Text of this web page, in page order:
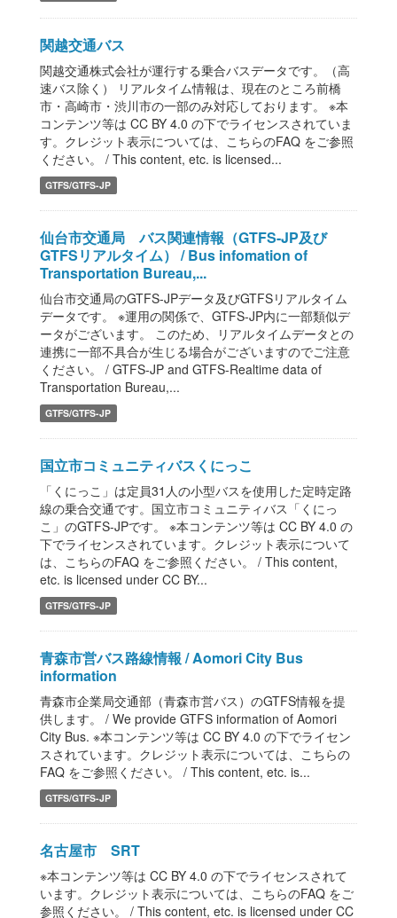
関越交通バス
関越交通株式会社が運行する乗合バスデータです。（高
速バス除く） リアルタイム情報は、現在のところ前橋
市・高崎市・渋川市の一部のみ対応しております。 ※本
コンテンツ等は CC BY 4.0 の下でライセンスされていま
す。クレジット表示については、こちらのFAQ をご参照
ください。 / This content, etc. is licensed...
GTFS/GTFS-JP
仙台市交通局 バス関連情報（GTFS-JP及び
GTFSリアルタイム） / Bus infomation of
Transportation Bureau,...
仙台市交通局のGTFS-JPデータ及びGTFSリアルタイム
データです。 ※運用の関係で、GTFS-JP内に一部類似デ
ータがございます。 このため、リアルタイムデータとの
連携に一部不具合が生じる場合がございますのでご注意
ください。 / GTFS-JP and GTFS-Realtime data of
Transportation Bureau,...
GTFS/GTFS-JP
国立市コミュニティバスくにっこ
「くにっこ」は定員31人の小型バスを使用した定時定路
線の乗合交通です。国立市コミュニティバス「くにっ
こ」のGTFS-JPです。 ※本コンテンツ等は CC BY 4.0 の
下でライセンスされています。クレジット表示について
は、こちらのFAQ をご参照ください。 / This content,
etc. is licensed under CC BY...
GTFS/GTFS-JP
青森市営バス路線情報 / Aomori City Bus
information
青森市企業局交通部（青森市営バス）のGTFS情報を提
供します。 / We provide GTFS information of Aomori
City Bus. ※本コンテンツ等は CC BY 4.0 の下でライセン
スされています。クレジット表示については、こちらの
FAQ をご参照ください。 / This content, etc. is...
GTFS/GTFS-JP
名古屋市 SRT
※本コンテンツ等は CC BY 4.0 の下でライセンスされて
います。クレジット表示については、こちらのFAQ をご
参照ください。 / This content, etc. is licensed under CC